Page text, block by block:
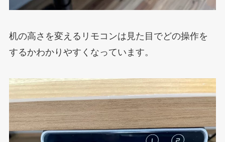
机の高さを変えるリモコンは見た目でどの操作を
するかわかりやすくなっています。